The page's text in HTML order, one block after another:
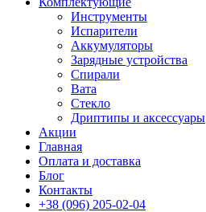
Инструменты
Испарители
Аккумуляторы
Зарядные устройства
Спирали
Вата
Стекло
Дриптипы и аксессуары
Акции
Главная
Оплата и доставка
Блог
Контакты
+38 (096) 205-02-04